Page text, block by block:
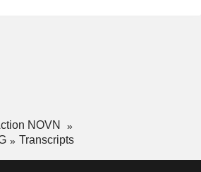
NOVN
Transcripts